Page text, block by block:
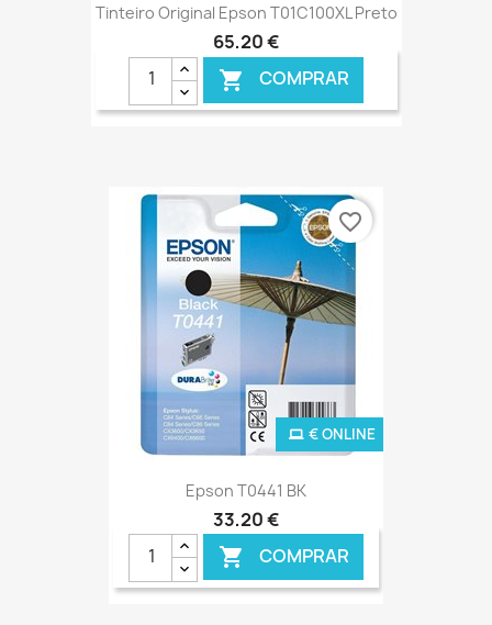
Tinteiro Original Epson T01C100XL Preto
65,20 €
 COMPRAR
Epson T0441 BK
33,20 €
 COMPRAR
€ ONLINE
favorite_border